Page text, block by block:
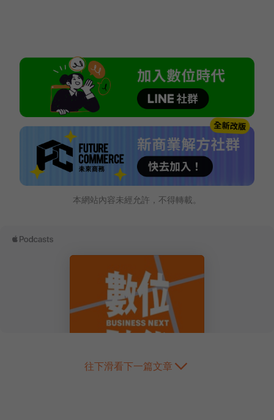
本網站內容未經允許，不得轉載。
往下滑看下一篇文章